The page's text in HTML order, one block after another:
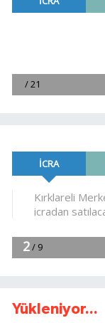
Yükleniyor...